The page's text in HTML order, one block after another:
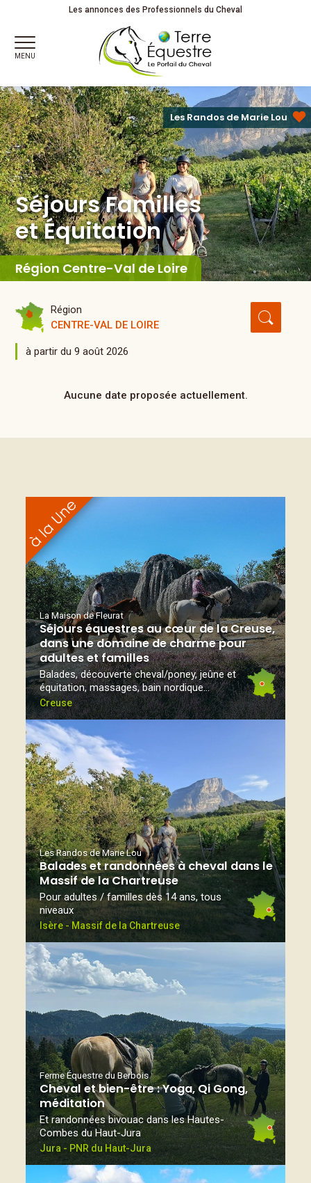
Séjours Familles et ÉquitationPartagez votre passion !
Les annonces des Professionnels du Cheval
MENU
Séjours Familles
et Équitation
Région Centre-Val de Loire
Les Randos de Marie Lou
Région
CENTRE-VAL DE LOIRE
à partir du 9 août 2026
Aucune date proposée actuellement.
La Maison de Fleurat
Séjours équestres au cœur de la Creuse,
dans une domaine de charme pour
adultes et familles
Balades, découverte cheval/poney, jeûne et
équitation, massages, bain nordique...
Creuse
Les Randos de Marie Lou
Balades et randonnées à cheval dans le
Massif de la Chartreuse
Pour adultes / familles dès 14 ans, tous
niveaux
Isère - Massif de la Chartreuse
Ferme Équestre du Berbois
Cheval et bien-être : Yoga, Qi Gong,
méditation
Et randonnées bivouac dans les Hautes-
Combes du Haut-Jura
Jura - PNR du Haut-Jura